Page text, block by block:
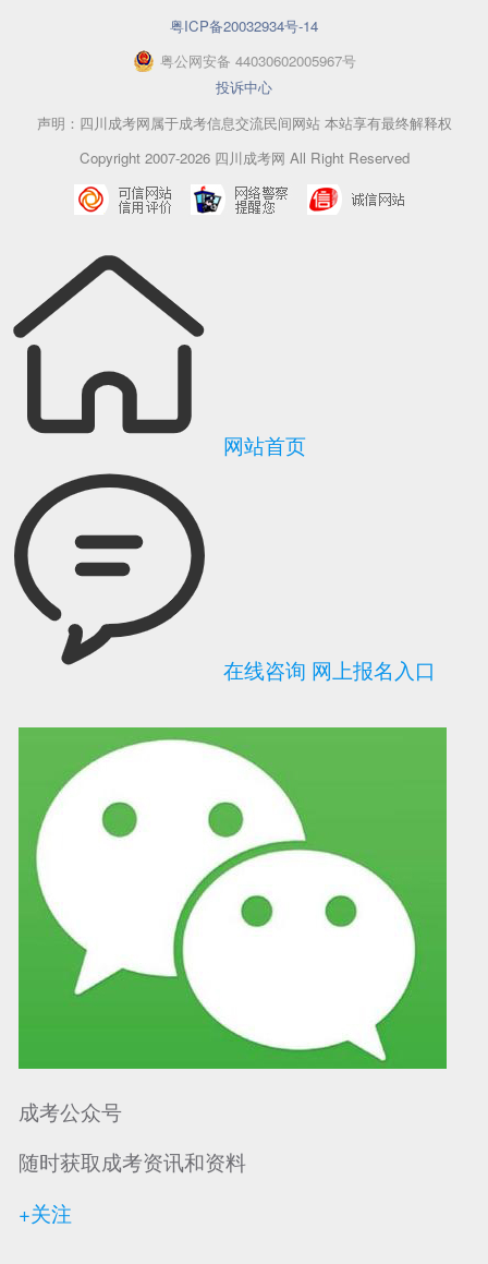
粤ICP备20032934号-14
粤公网安备 44030602005967号
投诉中心
声明：四川成考网属于成考信息交流民间网站 本站享有最终解释权
Copyright 2007-2026 四川成考网 All Right Reserved
可信网站信用评 网络警察提醒你 诚信网站
网站首页
在线咨询 网上报名入口
成考公众号
随时获取成考资讯和资料
+关注